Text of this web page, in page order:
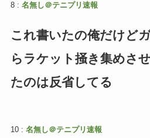
8 : 名無し＠テニプリ速報
これ書いたの俺だけど
らラケット掻き集めさ
たのは反省してる
10 : 名無し＠テニプリ速報